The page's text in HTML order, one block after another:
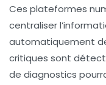
Ces plateformes
centraliser
automatiquement
critiques sont
de diagnostics